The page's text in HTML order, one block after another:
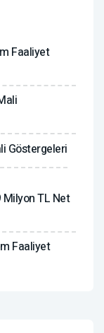
Faaliyet
Göstergeleri
Milyon TL Net
Faaliyet